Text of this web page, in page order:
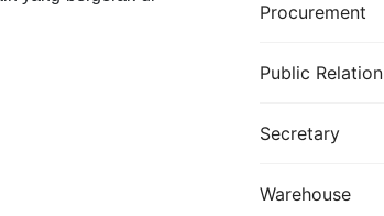
Procurement
Public Relation
Secretary
Warehouse